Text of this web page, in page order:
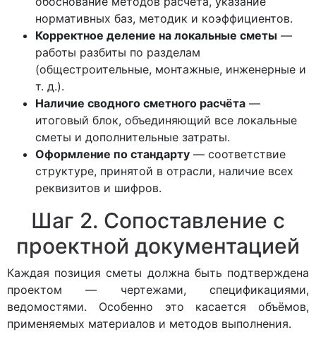
нормативных баз, методик и коэффициентов.
Корректное деление на локальные сметы —
работы разбиты по разделам
(общестроительные, монтажные, инженерные и
т. д.).
Наличие сводного сметного расчёта —
итоговый блок, объединяющий все локальные
сметы и дополнительные затраты.
Оформление по стандарту — соответствие
структуре, принятой в отрасли, наличие всех
реквизитов и шифров.
Шаг 2. Сопоставление с
проектной документацией
Каждая позиция сметы должна быть подтверждена
проектом — чертежами, спецификациями,
ведомостями. Особенно это касается объёмов,
применяемых материалов и методов выполнения.